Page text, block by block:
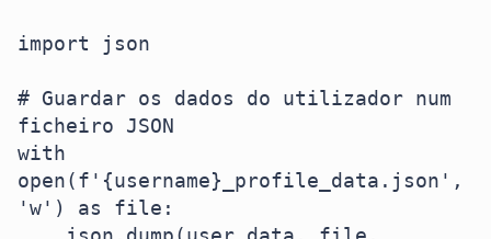
import json
# Guardar os dados do utilizador num
ficheiro JSON
with
open(f'{username}_profile_data.json',
'w') as file: